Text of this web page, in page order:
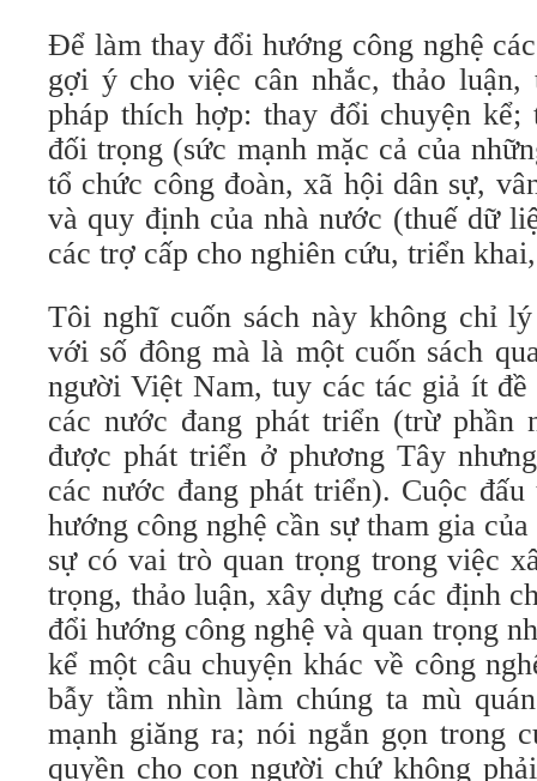
Để làm thay đổi hướng công nghệ
gợi ý cho việc cân nhắc, thảo luận,
pháp thích hợp: thay đổi chuyện kể;
đối trọng (sức mạnh mặc cả của
tổ chức công đoàn, xã hội dân sự,
và quy định của nhà nước (thuế dữ
các trợ cấp cho nghiên cứu, triển
Tôi nghĩ cuốn sách này không chỉ
với số đông mà là một cuốn sách
người Việt Nam, tuy các tác giả ít đề
các nước đang phát triển (trừ phần
được phát triển ở phương Tây
các nước đang phát triển). Cuộc
hướng công nghệ cần sự tham gia
sự có vai trò quan trọng trong việc
trọng, thảo luận, xây dựng các định
đổi hướng công nghệ và quan trọng
kể một câu chuyện khác về công
bẫy tầm nhìn làm chúng ta mù
mạnh giăng ra; nói ngắn gọn trong
quyền cho con người chứ không